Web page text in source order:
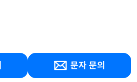
문자 문의